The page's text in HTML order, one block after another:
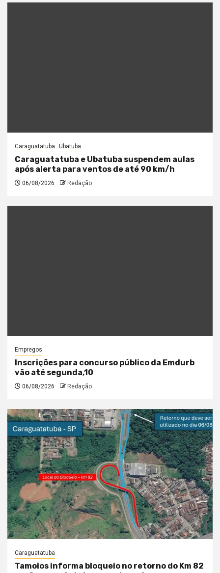
Caraguatatuba Ubatuba
Caraguatatuba e Ubatuba suspendem aulas
após alerta para ventos de até 90 km/h
06/08/2026 Redação
Empregos
Inscrições para concurso público da Emdurb
vão até segunda,10
06/08/2026 Redação
Caraguatatuba
Tamoios informa bloqueio no retorno do Km 82